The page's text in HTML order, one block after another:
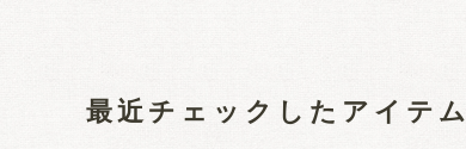
最近チェックしたアイテム